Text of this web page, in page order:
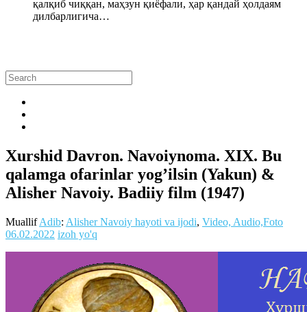
қалқиб чиққан, маҳзун қиёфали, ҳар қандай ҳолдаям
дилбарлигича…
Xurshid Davron. Navoiynoma. XIX. Bu
qalamga ofarinlar yog’ilsin (Yakun) &
Alisher Navoiy. Badiiy film (1947)
MuallifAdib: Alisher Navoiy hayoti va ijodi, Video, Audio,Foto
06.02.2022 izoh yo'q